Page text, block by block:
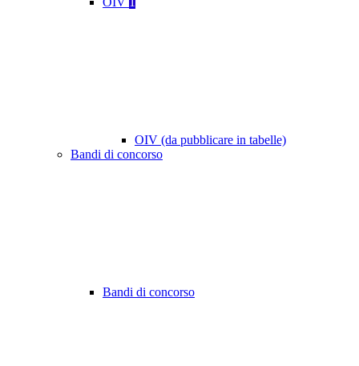
OIV (da pubblicare in tabelle)
Bandi di concorso
Bandi di concorso